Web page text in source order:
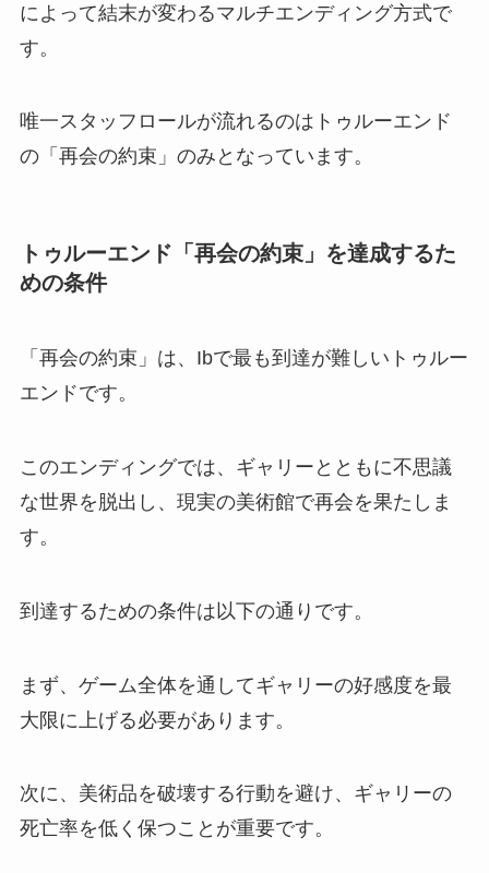
によって結末が変わるマルチエンディング方式で
す。
唯一スタッフロールが流れるのはトゥルーエンド
の「再会の約束」のみとなっています。
トゥルーエンド「再会の約束」を達成するた
めの条件
「再会の約束」は、Ibで最も到達が難しいトゥルー
エンドです。
このエンディングでは、ギャリーとともに不思議
な世界を脱出し、現実の美術館で再会を果たしま
す。
到達するための条件は以下の通りです。
まず、ゲーム全体を通してギャリーの好感度を最
大限に上げる必要があります。
次に、美術品を破壊する行動を避け、ギャリーの
死亡率を低く保つことが重要です。